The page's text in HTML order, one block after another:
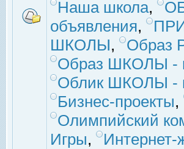
Наша школа,
объявления,
ШКОЛЫ, Образ
Образ ШКОЛЫ -
Облик ШКОЛЫ -
Бизнес-проекты,
Олимпийский
Игры, Интернет-